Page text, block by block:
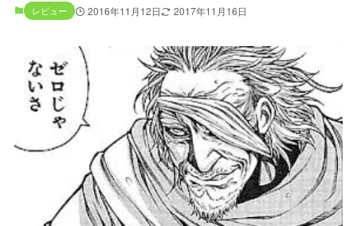
レビュー 2016年11月12日 2017年11月16日